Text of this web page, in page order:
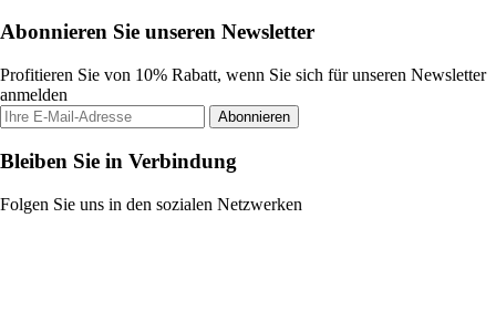
Abonnieren Sie unseren Newsletter
Profitieren Sie von 10% Rabatt, wenn Sie sich für unseren Newsletter
anmelden
Abonnieren
Bleiben Sie in Verbindung
Folgen Sie uns in den sozialen Netzwerken